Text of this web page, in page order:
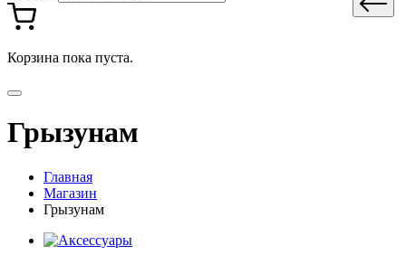
Корзина пока пуста.
Грызунам
Главная
Магазин
Грызунам